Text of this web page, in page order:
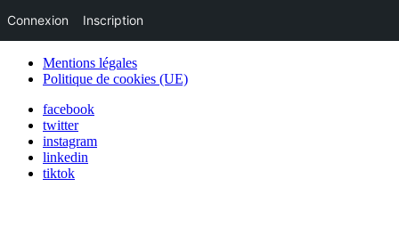
Mentions légales
Politique de cookies (UE)
facebook
twitter
instagram
linkedin
tiktok
Connexion Inscription